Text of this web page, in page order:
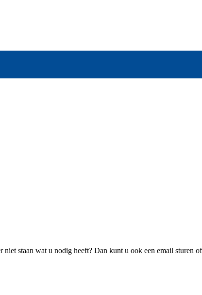
staan wat u nodig heeft? Dan kunt u ook een email sturen